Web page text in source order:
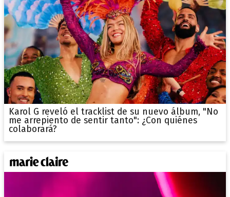
Karol G reveló el tracklist de su nuevo álbum, "No
me arrepiento de sentir tanto": ¿Con quiénes
colaborará?